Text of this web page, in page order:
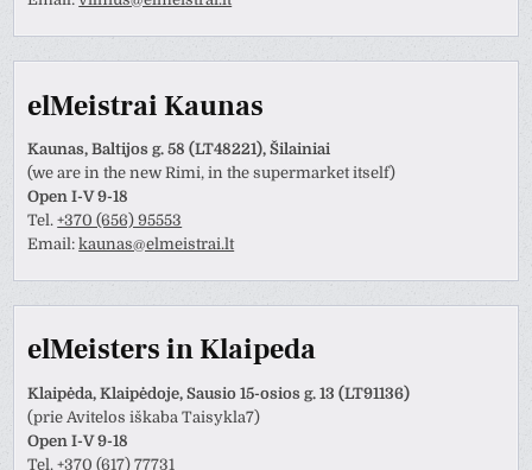
elMeistrai Kaunas
Kaunas, Baltijos g. 58 (LT48221), Šilainiai
(we are in the new Rimi, in the supermarket itself)
Open I-V 9-18
Tel.+370 (656) 95553
Email:kaunas@elmeistrai.lt
elMeisters in Klaipeda
Klaipėda, Klaipėdoje, Sausio 15-osios g. 13 (LT91136)
(prie Avitelos iškaba Taisykla7)
Open I-V 9-18
Tel.+370 (617) 77731